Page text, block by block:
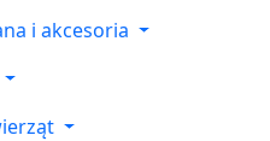
i akcesoria